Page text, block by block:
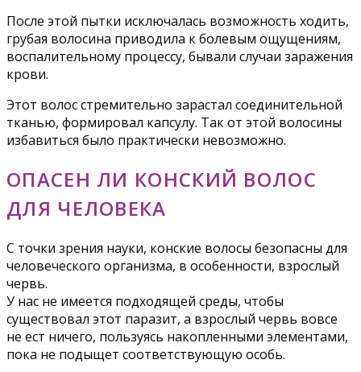
После этой пытки исключалась возможность ходить,
грубая волосина приводила к болевым ощущениям,
воспалительному процессу, бывали случаи заражения
крови.
Этот волос стремительно зарастал соединительной
тканью, формировал капсулу. Так от этой волосины
избавиться было практически невозможно.
ОПАСЕН ЛИ КОНСКИЙ ВОЛОС
ДЛЯ ЧЕЛОВЕКА
С точки зрения науки, конские волосы безопасны для
человеческого организма, в особенности, взрослый
червь.
У нас не имеется подходящей среды, чтобы
существовал этот паразит, а взрослый червь вовсе
не ест ничего, пользуясь накопленными элементами,
пока не подыщет соответствующую особь.